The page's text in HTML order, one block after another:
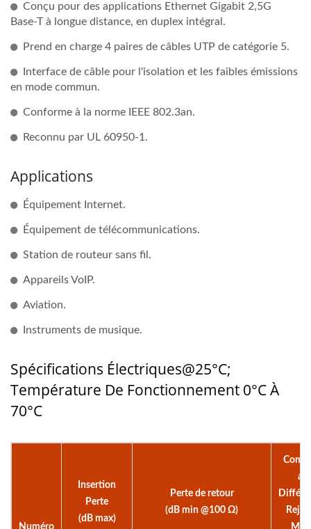
Conçu pour des applications Ethernet Gigabit 2,5G
Base-T à longue distance, en duplex intégral.
Prend en charge 4 paires de câbles UTP de catégorie 5.
Interface de câble pour l'isolation et les faibles émissions
en mode commun.
Conforme à la norme IEEE 802.3an.
Reconnu par UL 60950-1.
Applications
Équipement Internet.
Équipement de télécommunications.
Station de routeur sans fil.
Appareils VoIP.
Aviation.
Instruments de musique.
Spécifications Électriques@25°C;
Température De Fonctionnement 0°C À
70°C
Numéro
Insertion
Perte
(dB max)
Perte de retour
(dB min @100 Ω)
au
Rejet